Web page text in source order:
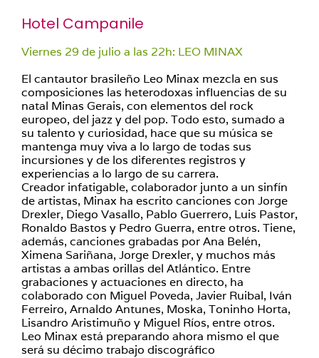
Hotel Campanile
Viernes 29 de julio a las 22h: LEO MINAX
El cantautor brasileño Leo Minax mezcla en sus
composiciones las heterodoxas influencias de su
natal Minas Gerais, con elementos del rock
europeo, del jazz y del pop. Todo esto, sumado a
su talento y curiosidad, hace que su música se
mantenga muy viva a lo largo de todas sus
incursiones y de los diferentes registros y
experiencias a lo largo de su carrera.
Creador infatigable, colaborador junto a un sinfín
de artistas, Minax ha escrito canciones con Jorge
Drexler, Diego Vasallo, Pablo Guerrero, Luis Pastor,
Ronaldo Bastos y Pedro Guerra, entre otros. Tiene,
además, canciones grabadas por Ana Belén,
Ximena Sariñana, Jorge Drexler, y muchos más
artistas a ambas orillas del Atlántico. Entre
grabaciones y actuaciones en directo, ha
colaborado con Miguel Poveda, Javier Ruibal, Iván
Ferreiro, Arnaldo Antunes, Moska, Toninho Horta,
Lisandro Aristimuño y Miguel Ríos, entre otros.
Leo Minax está preparando ahora mismo el que
será su décimo trabajo discográfico